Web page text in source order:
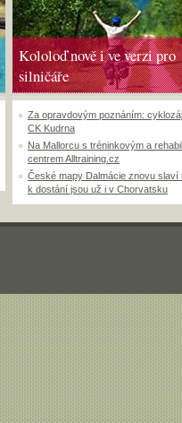
Kololoď nově i ve verzi pro
silničáře
Za opravdovým poznáním:
CK Kudrna
Na Mallorcu s tréninkovým a
centrem Alltraining.cz
České mapy Dalmácie znovu slaví
k dostání jsou už i v Chorvatsku